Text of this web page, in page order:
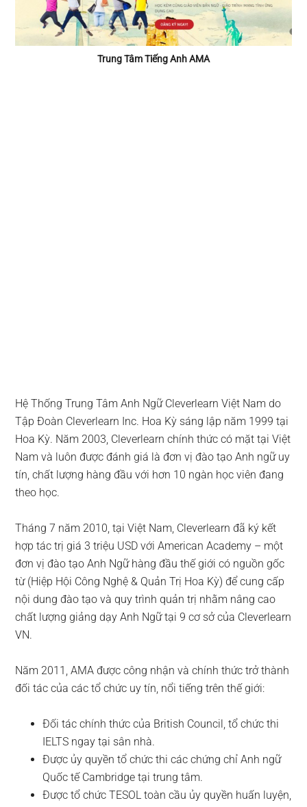
Trung Tâm Tiếng Anh AMA
Hệ Thống Trung Tâm Anh Ngữ Cleverlearn Việt Nam do
Tập Đoàn Cleverlearn Inc. Hoa Kỳ sáng lập năm 1999 tại
Hoa Kỳ. Năm 2003, Cleverlearn chính thức có mặt tại Việt
Nam và luôn được đánh giá là đơn vị đào tạo Anh ngữ uy
tín, chất lượng hàng đầu với hơn 10 ngàn học viên đang
theo học.
Tháng 7 năm 2010, tại Việt Nam, Cleverlearn đã ký kết
hợp tác trị giá 3 triệu USD với American Academy – một
đơn vị đào tạo Anh Ngữ hàng đầu thế giới có nguồn gốc
từ (Hiệp Hội Công Nghệ & Quản Trị Hoa Kỳ) để cung cấp
nội dung đào tạo và quy trình quản trị nhằm nâng cao
chất lượng giảng dạy Anh Ngữ tại 9 cơ sở của Cleverlearn
VN.
Năm 2011, AMA được công nhận và chính thức trở thành
đối tác của các tổ chức uy tín, nổi tiếng trên thế giới:
Đối tác chính thức của British Council, tổ chức thi
IELTS ngay tại sân nhà.
Được ủy quyền tổ chức thi các chứng chỉ Anh ngữ
Quốc tế Cambridge tại trung tâm.
Được tổ chức TESOL toàn cầu ủy quyền huấn luyện,